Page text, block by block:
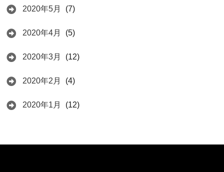
2020年5月 (7)
2020年4月 (5)
2020年3月 (12)
2020年2月 (4)
2020年1月 (12)